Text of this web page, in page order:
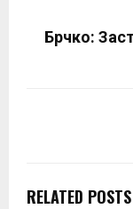
Брчко:
RELATED POSTS